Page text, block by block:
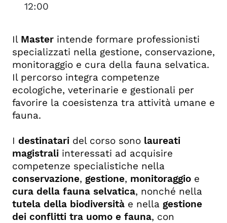
12:00
Il Master intende formare professionisti
specializzati nella gestione, conservazione,
monitoraggio e cura della fauna selvatica.
Il percorso integra competenze
ecologiche, veterinarie e gestionali per
favorire la coesistenza tra attività umane e
fauna.
I destinatari del corso sono laureati
magistrali interessati ad acquisire
competenze specialistiche nella
conservazione, gestione, monitoraggio e
cura della fauna selvatica, nonché nella
tutela della biodiversità e nella gestione
dei conflitti tra uomo e fauna, con